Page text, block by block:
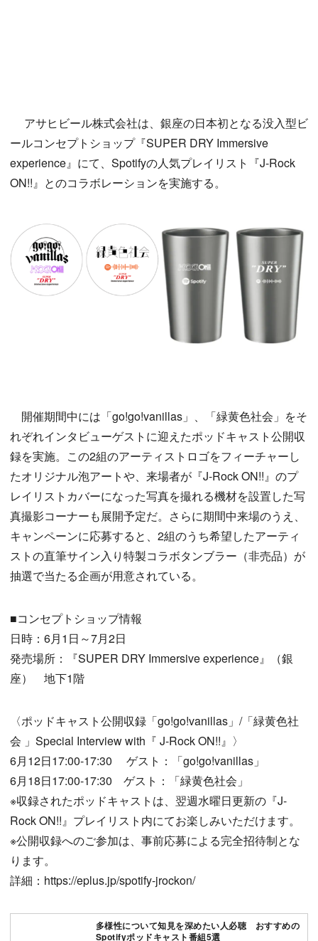
アサヒビール株式会社は、銀座の日本初となる没入型ビ
ールコンセプトショップ『SUPER DRY Immersive
experience』にて、Spotifyの人気プレイリスト『J-Rock
ON!!』とのコラボレーションを実施する。
開催期間中には「go!go!vanillas」、「緑黄色社会」をそ
れぞれインタビューゲストに迎えたポッドキャスト公開収
録を実施。この2組のアーティストロゴをフィーチャーし
たオリジナル泡アートや、来場者が『J-Rock ON!!』のプ
レイリストカバーになった写真を撮れる機材を設置した写
真撮影コーナーも展開予定だ。さらに期間中来場のうえ、
キャンペーンに応募すると、2組のうち希望したアーティ
ストの直筆サイン入り特製コラボタンブラー（非売品）が
抽選で当たる企画が用意されている。
■コンセプトショップ情報
日時：6月1日～7月2日
発売場所：『SUPER DRY Immersive experience』（銀
座） 地下1階
〈ポッドキャスト公開収録「go!go!vanillas」/「緑黄色社
会 」Special Interview with『 J-Rock ON!!』〉
6月12日17:00-17:30 ゲスト：「go!go!vanillas」
6月18日17:00-17:30 ゲスト：「緑黄色社会」
※収録されたポッドキャストは、翌週水曜日更新の『J-
Rock ON!!』プレイリスト内にてお楽しみいただけます。
※公開収録へのご参加は、事前応募による完全招待制とな
ります。
詳細：https://eplus.jp/spotify-jrockon/
多様性について知見を深めたい人必聴 おすすめの
Spotifyポッドキャスト番組5選